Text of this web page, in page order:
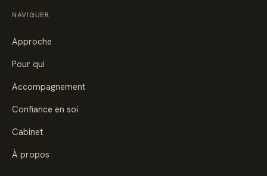
NAVIGUER
Approche
Pour qui
Accompagnement
Confiance en soi
Cabinet
À propos